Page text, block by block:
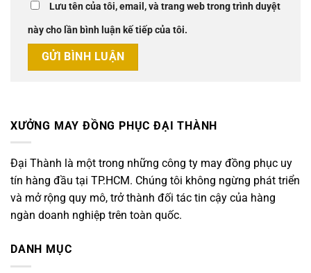
Lưu tên của tôi, email, và trang web trong trình duyệt
này cho lần bình luận kế tiếp của tôi.
XƯỞNG MAY ĐỒNG PHỤC ĐẠI THÀNH
Đại Thành là một trong những công ty may đồng phục uy
tín hàng đầu tại TP.HCM. Chúng tôi không ngừng phát triển
và mở rộng quy mô, trở thành đối tác tin cậy của hàng
ngàn doanh nghiệp trên toàn quốc.
DANH MỤC